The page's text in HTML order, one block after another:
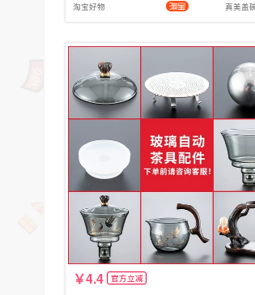
淘宝好物 真美盖
4.4 官方立减